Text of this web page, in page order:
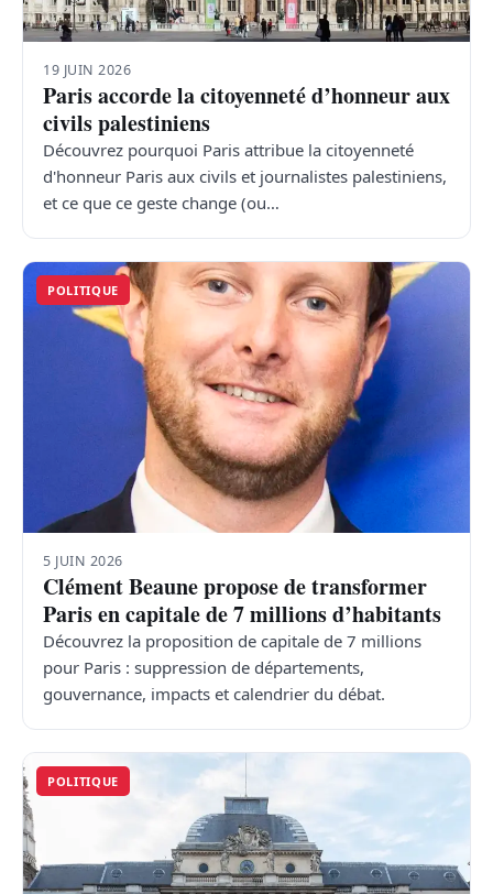
19 JUIN 2026
Paris accorde la citoyenneté d’honneur aux
civils palestiniens
Découvrez pourquoi Paris attribue la citoyenneté
d'honneur Paris aux civils et journalistes palestiniens,
et ce que ce geste change (ou…
POLITIQUE
5 JUIN 2026
Clément Beaune propose de transformer
Paris en capitale de 7 millions d’habitants
Découvrez la proposition de capitale de 7 millions
pour Paris : suppression de départements,
gouvernance, impacts et calendrier du débat.
POLITIQUE